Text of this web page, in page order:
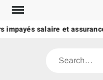
Skip
content
impayés salaire et
Search